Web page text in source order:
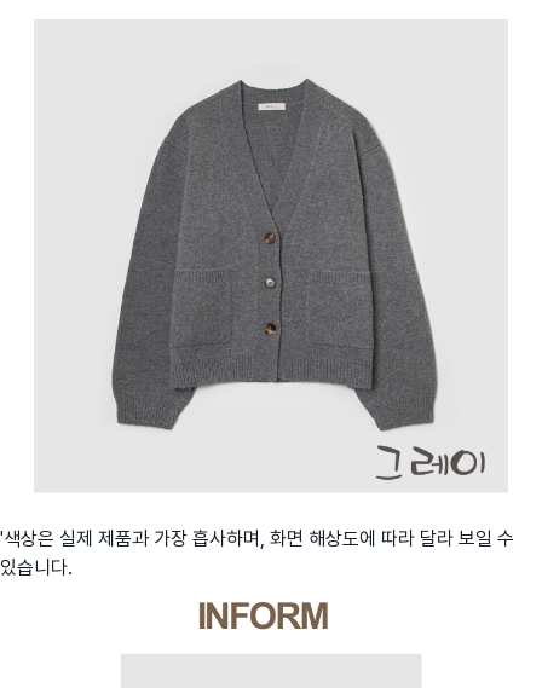
'색상은 실제 제품과 가장 흡사하며, 화면 해상도에 따라 달라 보일 수
있습니다.